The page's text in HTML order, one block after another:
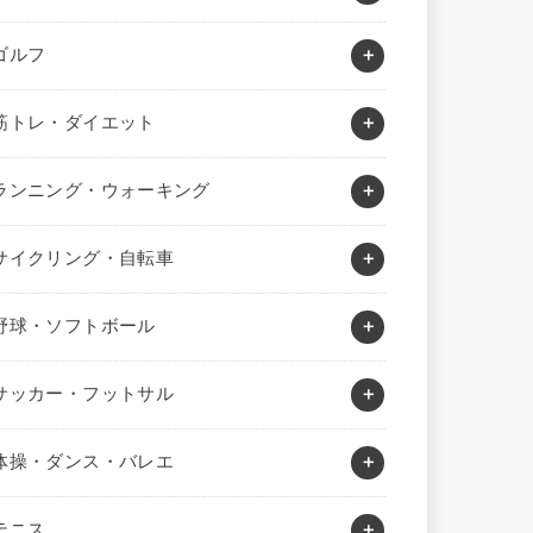
ルフ
トレ・ダイエット
ンニング・ウォーキング
イクリング・自転車
球・ソフトボール
ッカー・フットサル
操・ダンス・バレエ